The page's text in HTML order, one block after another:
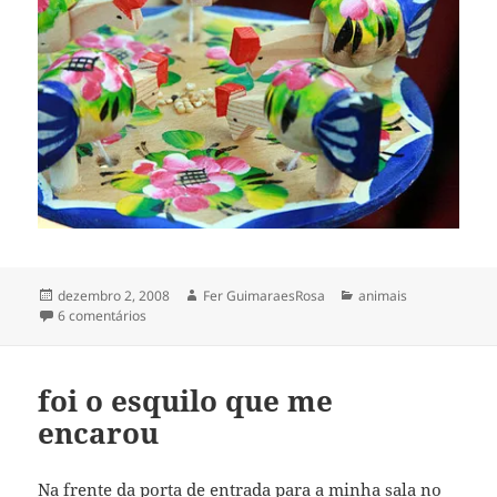
Publicado
em
dezembro 2, 2008 Autor
Fer GuimaraesRosa Categorias
animais
6 comentários
foi o esquilo que me
encarou
Na frente da porta de entrada para a minha sala no